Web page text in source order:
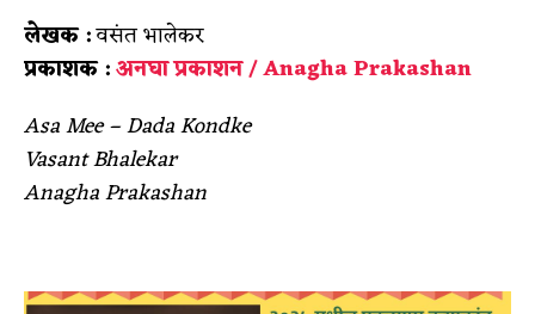
लेखक :वसंत भालेकर
प्रकाशक :अनघा प्रकाशन / Anagha Prakashan
Asa Mee – Dada Kondke
Vasant Bhalekar
Anagha Prakashan